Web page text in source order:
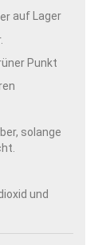
auf Lager
Punkt
solange
und